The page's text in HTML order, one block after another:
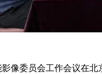
像委员会工作会议在